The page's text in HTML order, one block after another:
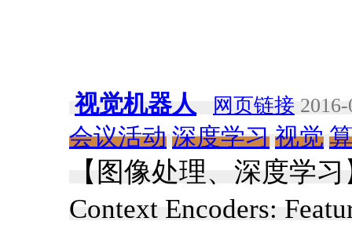
视觉机器人 网页链接
会议活动 深度学习 视觉
【图像处理、深度学
Context Encoders: